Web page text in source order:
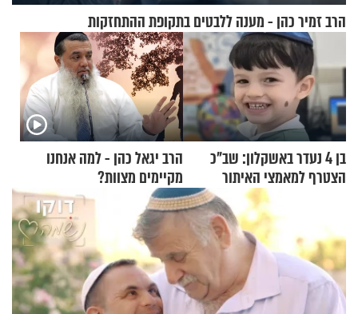
הרב זמיר כהן - מענה ללבטים בתקופת ההתחזקות
בן 4 נעדר באשקלון: שב"כ
הצטרף למאמצי האיתור
הרב יגאל כהן - למה אנחנו
מקיימים מצוות?